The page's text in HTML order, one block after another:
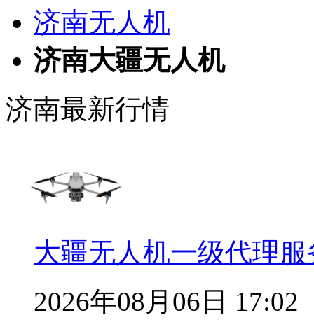
济南无人机
济南大疆无人机
济南最新行情
大疆无人机一级代理
2026年08月06日 17:02